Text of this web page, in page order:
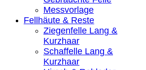
Messvorlage
Fellhäute & Reste
Ziegenfelle Lang &
Kurzhaar
Schaffelle Lang &
Kurzhaar